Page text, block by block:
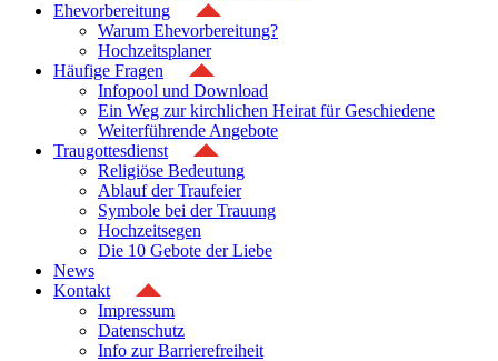
Ehevorbereitung
Warum Ehevorbereitung?
Hochzeitsplaner
Häufige Fragen
Infopool und Download
Ein Weg zur kirchlichen Heirat für Geschiedene
Weiterführende Angebote
Traugottesdienst
Religiöse Bedeutung
Ablauf der Traufeier
Symbole bei der Trauung
Hochzeitsegen
Die 10 Gebote der Liebe
News
Kontakt
Impressum
Datenschutz
Info zur Barrierefreiheit